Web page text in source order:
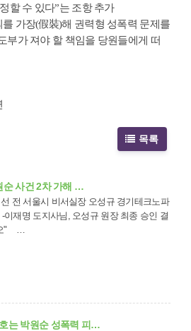
할 수 있다”는 조항 추가
가장(假裝)해 권력형 성폭력 문제를
부가 져야 할 책임을 당원들에게 떠
목록
순 사건 2차 가해 …
전 서울시 비서실장 오성규 경기테크노파
이재명 도지사님, 오성규 원장 최종 승인 결
는 박원순 성폭력 피…